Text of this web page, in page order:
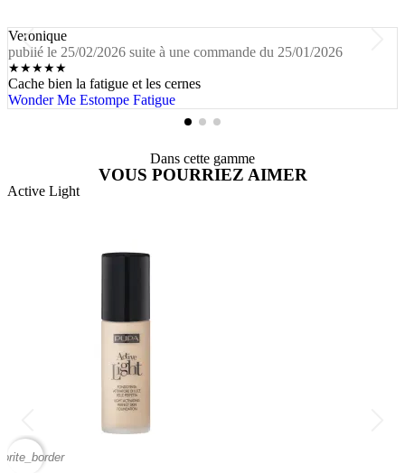
Veronique
publié le 25/02/2026 suite à une commande du 25/01/2026
★★★★★
Cache bien la fatigue et les cernes
Wonder Me Estompe Fatigue
Dans cette gamme
VOUS POURRIEZ AIMER
Active Light